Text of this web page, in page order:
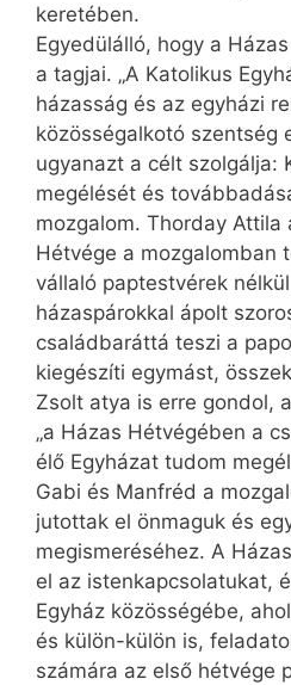
keretében.
Egyedülálló, hogy a
a tagjai. „A Katolikus
házasság és az egyházi
közösségalkotó szentség
ugyan­azt a célt szolgálja:
megélését és
mozgalom. Thorday Attila
Hétvége a mozgalomban
vállaló paptestvérek
házaspárokkal ápolt
családbaráttá teszi a
kiegészíti egymást,
Zsolt atya is erre gondol,
„a Házas Hétvégében a
élő Egyházat tudom
Gabi és Manfréd a
jutottak el önmaguk és
megismeréséhez. A
el az istenkapcsolatukat,
Egyház közösségébe,
és külön-külön is,
számára az első hétvége